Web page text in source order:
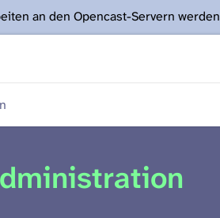
an den Opencast-Servern werden